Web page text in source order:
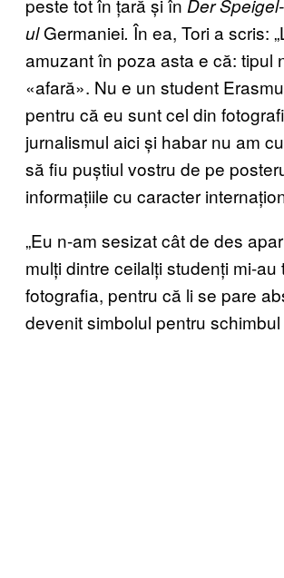
peste tot în țară și în Der Speigel-
ulGermaniei.În ea, Tori a scris:
amuzant în poza asta e că: tipul
«afară». Nu e un student
pentru că eu sunt cel din
jurnalismul aici și habar nu am
să fiu puștiul vostru de pe
informațiile cu caracter
„Eu n-am sesizat cât de des
mulți dintre ceilalți studenți mi-au
fotografia, pentru că li se pare
devenit simbolul pentru schimbul